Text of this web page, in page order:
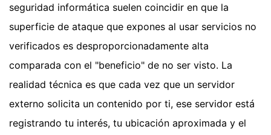
seguridad informática suelen coincidir en que la
superficie de ataque que expones al usar servicios no
verificados es desproporcionadamente alta
comparada con el "beneficio" de no ser visto. La
realidad técnica es que cada vez que un servidor
externo solicita un contenido por ti, ese servidor está
registrando tu interés, tu ubicación aproximada y el